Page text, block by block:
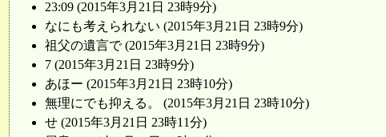
23:09 (2015年3月21日 23時9分)
なにも考えられない (2015年3月21日 23時9分)
祖父の遺言で (2015年3月21日 23時9分)
7 (2015年3月21日 23時9分)
あほー (2015年3月21日 23時10分)
無理にでも抑える。 (2015年3月21日 23時10分)
せ (2015年3月21日 23時11分)